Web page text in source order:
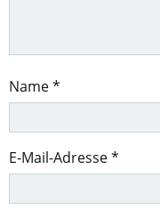
Name*
E-Mail-Adresse*